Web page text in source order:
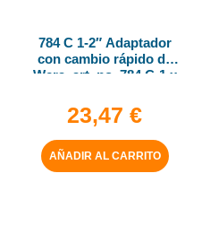
784 C 1-2″ Adaptador
con cambio rápido de
Wera, art. no. 784 C-1 x
23,47 €
AÑADIR AL CARRITO